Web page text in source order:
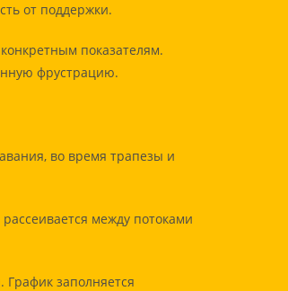
от поддержки.
показателям.
фрустрацию.
во время трапезы и
между потоками
заполняется